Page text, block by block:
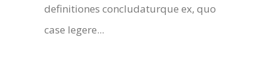
definitiones concludaturque ex, quo
case legere...